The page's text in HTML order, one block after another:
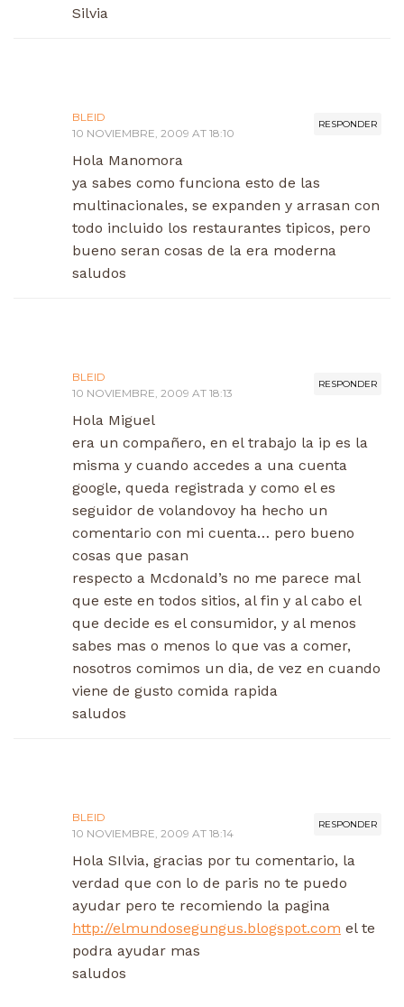
Silvia
RESPONDER
BLEID
10 NOVIEMBRE, 2009 AT 18:10
Hola Manomora
ya sabes como funciona esto de las
multinacionales, se expanden y arrasan con
todo incluido los restaurantes tipicos, pero
bueno seran cosas de la era moderna
saludos
RESPONDER
BLEID
10 NOVIEMBRE, 2009 AT 18:13
Hola Miguel
era un compañero, en el trabajo la ip es la
misma y cuando accedes a una cuenta
google, queda registrada y como el es
seguidor de volandovoy ha hecho un
comentario con mi cuenta… pero bueno
cosas que pasan
respecto a Mcdonald’s no me parece mal
que este en todos sitios, al fin y al cabo el
que decide es el consumidor, y al menos
sabes mas o menos lo que vas a comer,
nosotros comimos un dia, de vez en cuando
viene de gusto comida rapida
saludos
RESPONDER
BLEID
10 NOVIEMBRE, 2009 AT 18:14
Hola SIlvia, gracias por tu comentario, la
verdad que con lo de paris no te puedo
ayudar pero te recomiendo la pagina
http://elmundosegungus.blogspot.com el te
podra ayudar mas
saludos